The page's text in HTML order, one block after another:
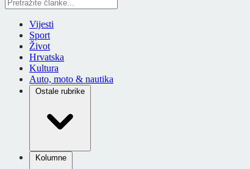
Vijesti
Sport
Život
Hrvatska
Kultura
Auto, moto & nautika
Ostale rubrike
Kolumne